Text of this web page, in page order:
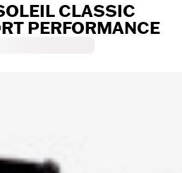
CLASSIC
PERFORMANCE